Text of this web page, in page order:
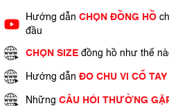
Hướng dẫn CHỌN ĐỒNG HỒ
đầu
CHỌN SIZE đồng hồ như thế
Hướng dẫn ĐO CHU VI CỔ TAY
Những CÂU HỎI THƯỜNG